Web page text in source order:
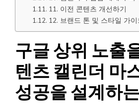
11. 이전 콘텐츠 개선하기
12. 브랜드 톤 및 스타일 가
구글 상위 노출
텐츠 캘린더 마
성공을 설계하